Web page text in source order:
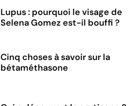
Lupus : pourquoi le visage de
Selena Gomez est-il bouffi ?
Cinq choses à savoir sur la
bétaméthasone